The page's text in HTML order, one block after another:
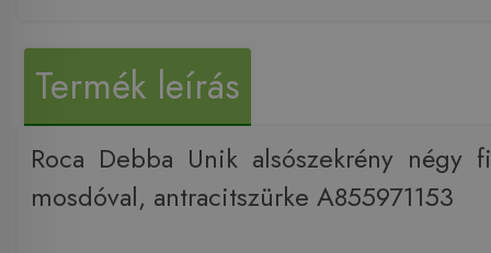
Termék leírás
Roca Debba Unik alsószekrény négy
mosdóval, antracitszürke A855971153